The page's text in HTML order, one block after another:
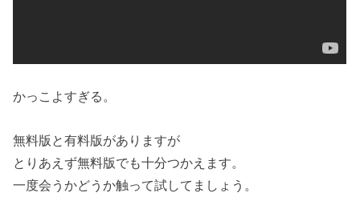
かっこよすぎる。
無料版と有料版がありますが
とりあえず無料版でも十分つかえます。
一度会うかどうか触って試してましょう。